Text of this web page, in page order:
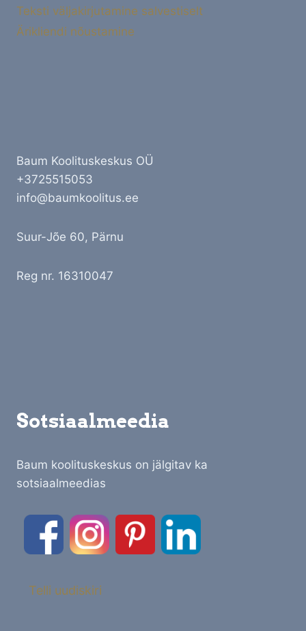
Teksti väljakirjutamine salvestiselt
Ärikliendi nõustamine
Baum Koolituskeskus OÜ
+3725515053
info@baumkoolitus.ee
Suur-Jõe 60, Pärnu
Reg nr. 16310047
Sotsiaalmeedia
Baum koolituskeskus on jälgitav ka
sotsiaalmeedias
Telli uudiskiri